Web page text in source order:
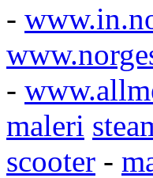
-
-
maleri
scooter -